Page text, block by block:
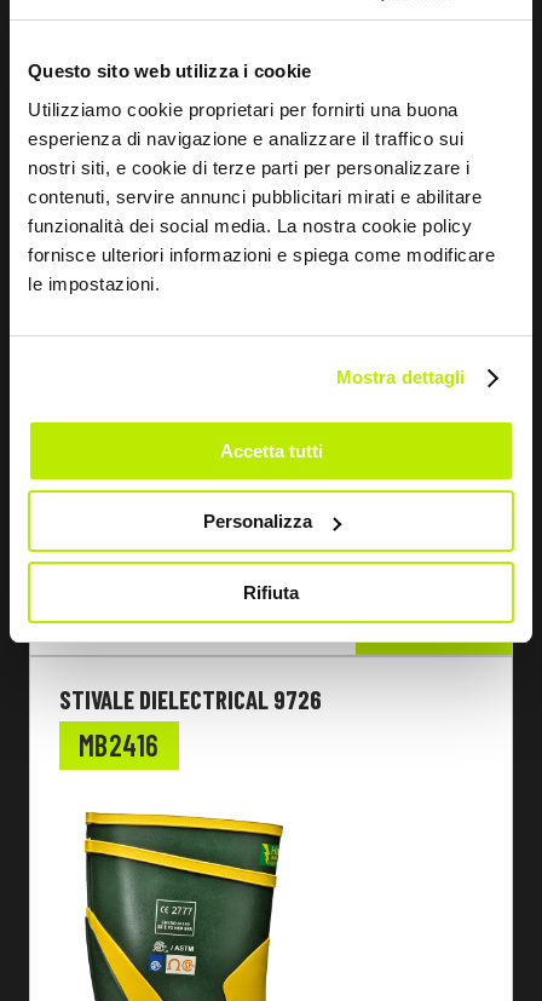
Questo sito web utilizza i cookie
Utilizziamo cookie proprietari per fornirti una buona
esperienza di navigazione e analizzare il traffico sui
nostri siti, e cookie di terze parti per personalizzare i
contenuti, servire annunci pubblicitari mirati e abilitare
funzionalità dei social media. La nostra cookie policy
fornisce ulteriori informazioni e spiega come modificare
le impostazioni.
Mostra dettagli
Accetta tutti
Personalizza
Rifiuta
SCOPRI
STIVALE FIREFIGHTER 9677
MB2415
SCOPRI
STIVALE DIELECTRICAL 9726
MB2416